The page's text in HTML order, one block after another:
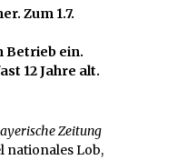
Zum 1.7.
Betrieb ein.
12 Jahre alt.
Zeitung
nationales Lob,